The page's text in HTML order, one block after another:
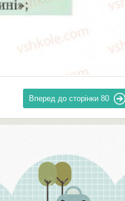
Вперед до сторінки 80